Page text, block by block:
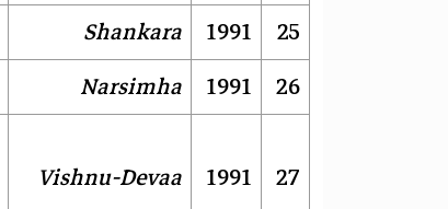
25
1991
Shankara
26
1991
Narsimha
27
1991
Vishnu-Devaa